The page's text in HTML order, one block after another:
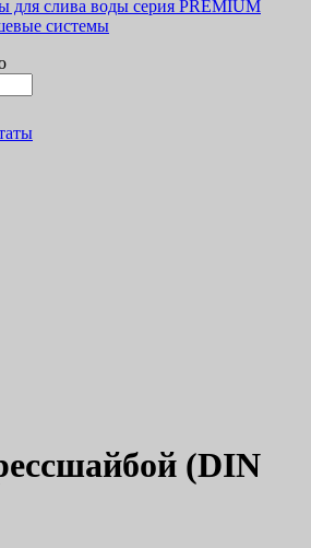
для слива воды серия PREMIUM
системы
(DIN